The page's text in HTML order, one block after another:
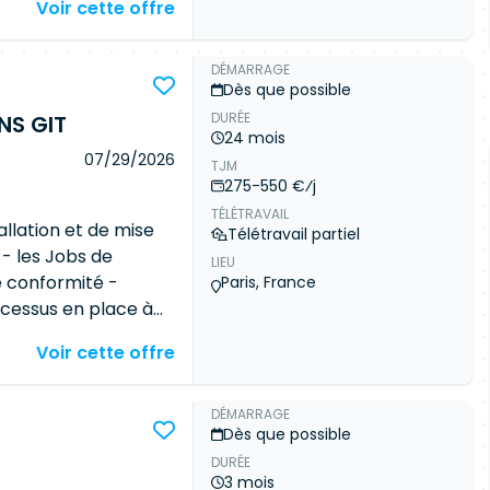
Dynatrace
des
une organisation
de production
Oracle
aux astreintes
Ansible
les
versions,
des utilisateurs,
automatisée de
(RAC,
Voir cette offre
GIT
07/29/2026
et de mise
les Jobs de
conformité -
en place à
déploiement et la
du
Voir cette offre
DÉMARRAGE
Dès que possible
DURÉE
24 mois
TJM
275-550 €⁄j
TÉLÉTRAVAIL
Télétravail partiel
LIEU
Paris, France
DÉMARRAGE
Dès que possible
DURÉE
3 mois